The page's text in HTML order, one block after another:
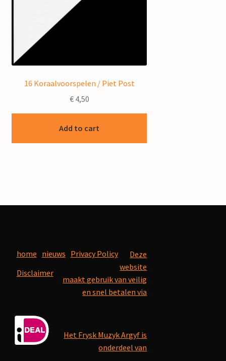
16 Koraalvoorspelen / Piet Post
€4,50
Add to cart
home nieuws Privacy Policy
Disclaimer
Deze
website
maakt gebruik van veilig
en snel betalen via
Het Frysk Muzyk Argyf is
onderdeel van